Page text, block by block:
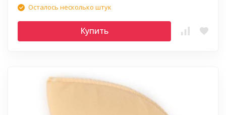
Осталось несколько штук
Купить